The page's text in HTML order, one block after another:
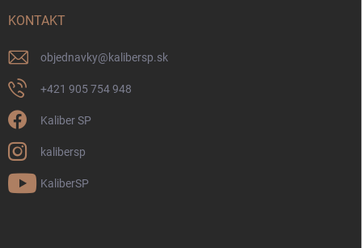
KONTAKT
objednavky@kalibersp.sk
+421 905 754 948
Kaliber SP
kalibersp
KaliberSP